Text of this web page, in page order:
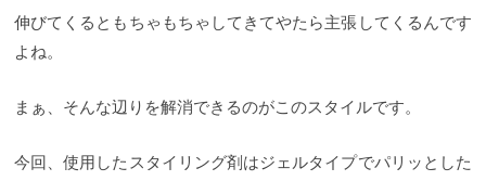
伸びてくるともちゃもちゃしてきてやたら主張してくるんです
よね。
まぁ、そんな辺りを解消できるのがこのスタイルです。
今回、使用したスタイリング剤はジェルタイプでパリッとした